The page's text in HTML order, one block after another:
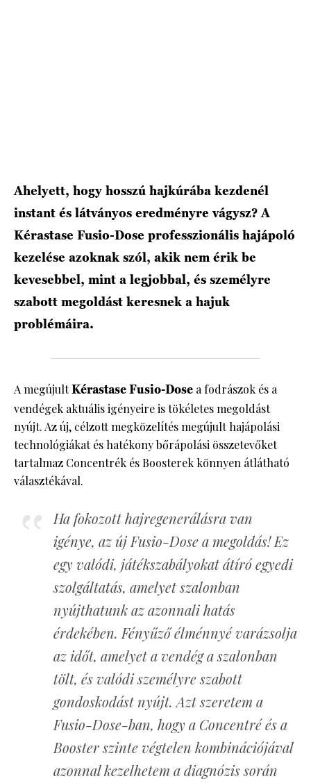
Ahelyett, hogy hosszú hajkúrába kezdenél
instant és látványos eredményre vágysz? A
Kérastase Fusio-Dose professzionális hajápoló
kezelése azoknak szól, akik nem érik be
kevesebbel, mint a legjobbal, és személyre
szabott megoldást keresnek a hajuk
problémáira.
A megújultKérastase Fusio-Dose a fodrászok és a
vendégek aktuális igényeire is tökéletes megoldást
nyújt. Az új, célzott megközelítés megújult hajápolási
technológiákat és hatékony bőrápolási összetevőket
tartalmaz Concentrék és Boosterek könnyen átlátható
választékával.
Ha fokozott hajregenerálásra van
igénye, az új Fusio-Dose a megoldás! Ez
egy valódi, játékszabályokat átíró egyedi
szolgáltatás, amelyet szalonban
nyújthatunk az azonnali hatás
érdekében. Fényűző élménnyé varázsolja
az időt, amelyet a vendég a szalonban
tölt, és valódi személyre szabott
gondoskodást nyújt. Azt szeretem a
Fusio-Dose-ban, hogy a Concentré és a
Booster szinte végtelen kombinációjával
azonnal kezelhetem a diagnózis során